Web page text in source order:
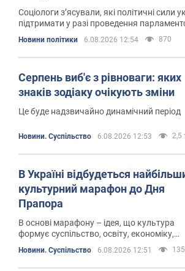
Соціологи з’ясували, які політичні сили
підтримати у разі проведення
найближчим часом
Новини політики 6.08.2026 12:54 870
Серпень виб'є з рівноваги: яких
знаків зодіаку очікують зміни
Це буде надзвичайно динамічний період
Новини. Суспільство 6.08.2026 12:53 2,5
В Україні відбудеться
культурний марафон до Дня
Прапора
В основі марафону – ідея, що культура
формує суспільство, освіту, економіку,
підприємництво, історичну пам'ять і
національну ідентичність
Новини. Суспільство 6.08.2026 12:51 135